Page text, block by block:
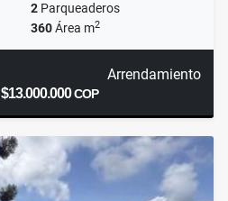
2 Parqueaderos
360Área m2
Arrendamiento
$13.000.000COP